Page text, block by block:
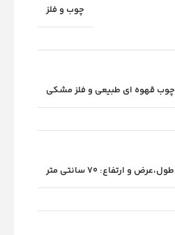
چوب و فلز
چوب قهوه ای طبیعی و فلز مشکی
طول،عرض و ارتفاع: 70 سانتی متر